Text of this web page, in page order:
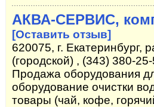
АКВА-СЕРВИС,
[Оставить отзыв]
620075, г.
(городской) , (343) 380-
Продажа оборудования
оборудование очистки
товары (чай, кофе,